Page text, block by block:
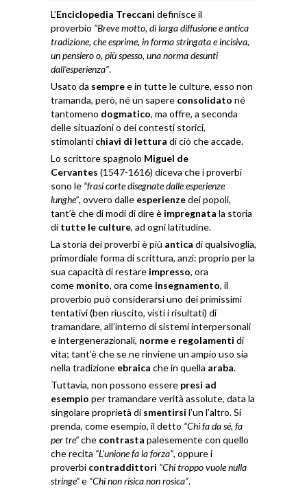
L’Enciclopedia Treccani definisce il
proverbio “Breve motto, di larga diffusione e antica
tradizione, che esprime, in forma stringata e incisiva,
un pensiero o, più spesso, una norma desunti
dall’esperienza”.
Usato da sempree in tutte le culture, esso non
tramanda, però, né un sapere consolidato né
tantomeno dogmatico, ma offre, a seconda
delle situazioni o dei contesti storici,
stimolanti chiavi di lettura di ciò che accade.
Lo scrittore spagnolo Miguel de
Cervantes (1547-1616) diceva che i proverbi
sono le “frasi corte disegnate dalleesperienze
lunghe”, ovvero dalle esperienzedei popoli,
tant’è che di modi di dire è impregnata la storia
di tutte le culture, ad ogni latitudine.
La storia dei proverbi è più antica di qualsivoglia,
primordiale forma di scrittura, anzi: proprio per la
sua capacità di restare impresso, ora
come monito, ora come insegnamento, il
proverbio può considerarsi uno dei primissimi
tentativi (ben riuscito, visti i risultati) di
tramandare, all’interno di sistemi interpersonali
e intergenerazionali, normee regolamenti di
vita; tant’è che se ne rinviene un ampio uso sia
nella tradizione ebraica che in quella araba.
Tuttavia, non possono essere presi ad
esempio per tramandare verità assolute, data la
singolare proprietà di smentirsi l’un l’altro. Si
prenda, come esempio, il detto “Chi fa da sé, fa
per tre”che contrasta palesemente con quello
che recita “L’unione fa la forza”, oppure i
proverbi contraddittori “Chi troppo vuole nulla
stringe”e “Chi nonrisica non rosica”.